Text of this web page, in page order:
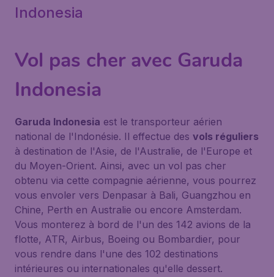
Indonesia
Vol pas cher avec Garuda
Indonesia
Garuda Indonesia est le transporteur aérien
national de l'Indonésie. Il effectue des vols réguliers
à destination de l'Asie, de l'Australie, de l'Europe et
du Moyen-Orient. Ainsi, avec un vol pas cher
obtenu via cette compagnie aérienne, vous pourrez
vous envoler vers Denpasar à Bali, Guangzhou en
Chine, Perth en Australie ou encore Amsterdam.
Vous monterez à bord de l'un des 142 avions de la
flotte, ATR, Airbus, Boeing ou Bombardier, pour
vous rendre dans l'une des 102 destinations
intérieures ou internationales qu'elle dessert.